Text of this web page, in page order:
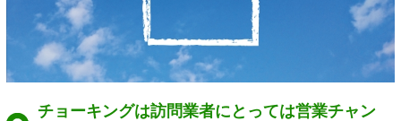
チョーキングは訪問業者にとっては営業チャン